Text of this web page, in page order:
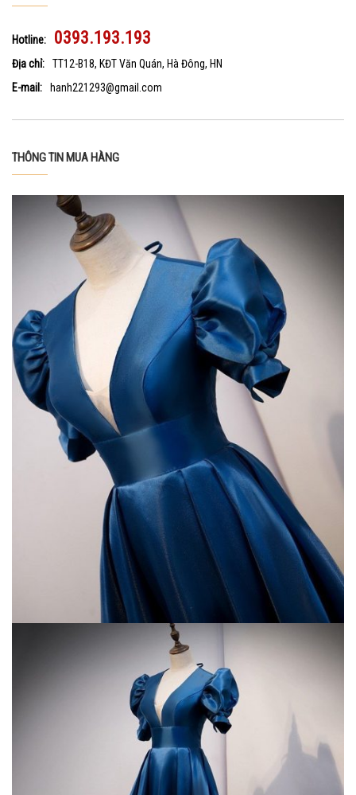
Hotline: 0393.193.193
Địa chỉ:
TT12-B18, KĐT Văn Quán, Hà Đông, HN
E-mail:
hanh221293@gmail.com
THÔNG TIN MUA HÀNG